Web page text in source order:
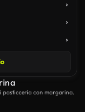
pasticceria con margarina.